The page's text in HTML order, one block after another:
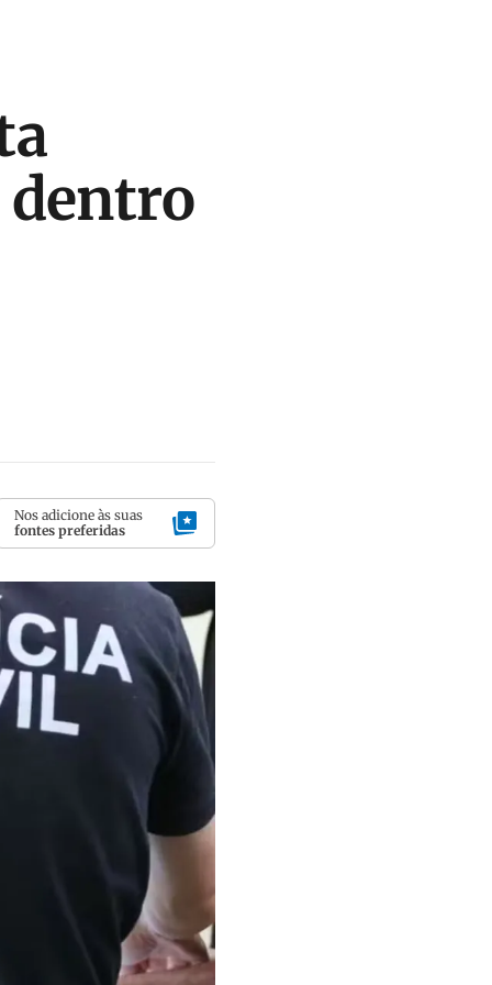
dentro
Nos adicione às suas
fontes preferidas